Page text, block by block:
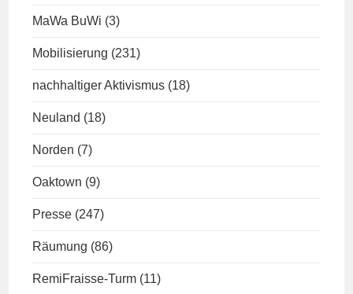
MaWa BuWi (3)
Mobilisierung (231)
nachhaltiger Aktivismus (18)
Neuland (18)
Norden (7)
Oaktown (9)
Presse (247)
Räumung (86)
RemiFraisse-Turm (11)